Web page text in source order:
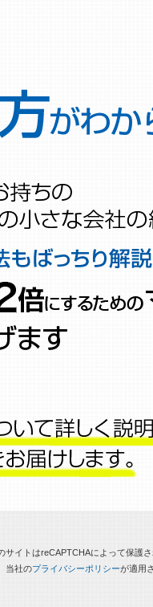
サイトはreCAPTCHAによって保護
当社のプライバシーポリシーが適用